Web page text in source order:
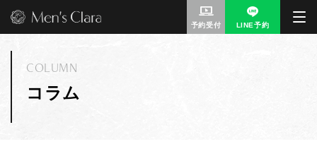
予約受付 LINE予約
コラム
COLUMN